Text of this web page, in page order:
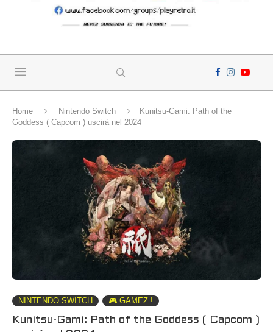
Home Nintendo Switch
Kunitsu-Gami: Path of the
Goddess ( Capcom ) uscirà nel 2024
NINTENDO SWITCH 🎮 GAMEZ !
Kunitsu-Gami: Path of the Goddess ( Capcom )